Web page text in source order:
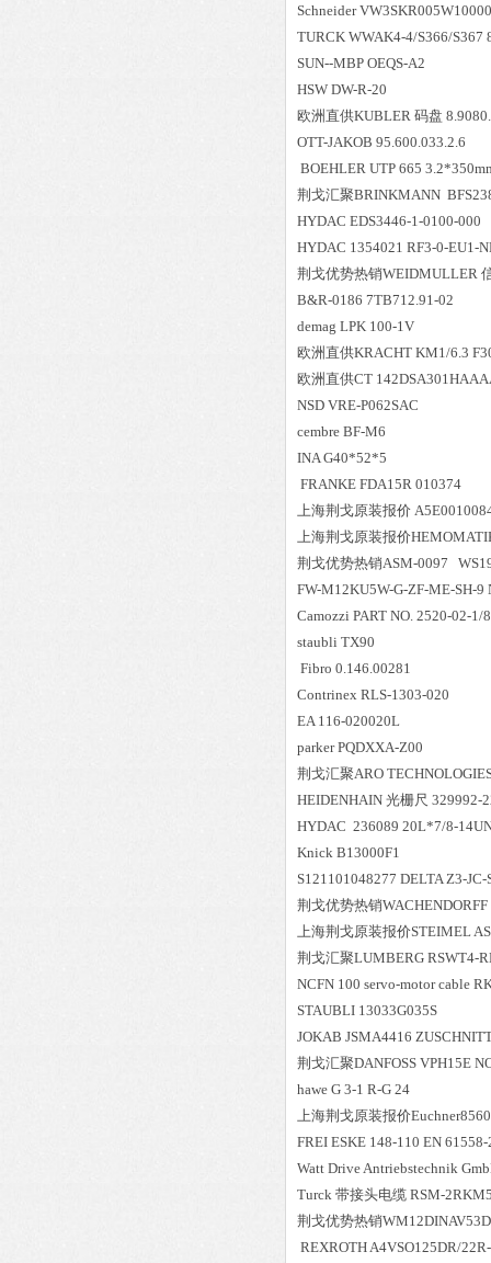
Schneider
TURCK WWAK4-4/S366/S367
SUN--MBP OEQS-A2
HSW DW-R-20
欧洲直供KUBLER 码盘
OTT-JAKOB 95.600.033.2.6
BOEHLER UTP 665
荆戈汇聚BRINKMANN
HYDAC EDS3446-1-0100-000
HYDAC 1354021 RF3-0-EU1-
荆戈优势热销WEIDMULLER
B&R-0186 7TB712.91-02
demag LPK 100-1V
欧洲直供KRACHT KM1/6.3
欧洲直供CT
NSD VRE-P062SAC
cembre BF-M6
INA G40*52*5
FRANKE FDA15R 010374
上海荆戈原装报价
上海荆戈原装报价
荆戈优势热销ASM-0097
FW-M12KU5W-G-ZF-ME-SH-9
Camozzi PART NO. 2520-02-1/
staubli TX90
Fibro 0.146.00281
Contrinex RLS-1303-020
EA 116-020020L
parker PQDXXA-Z00
荆戈汇聚ARO
HEIDENHAIN 光栅尺 329992-
HYDAC 236089 20L*7/8-
Knick B13000F1
S121101048277 DELTA Z3-JC-
荆戈优势热销
上海荆戈原装报价STEIMEL
荆戈汇聚LUMBERG RSWT4-
NCFN 100 servo-motor cable
STAUBLI 13033G035S
JOKAB JSMA4416
荆戈汇聚DANFOSS VPH15E
hawe G 3-1 R-G 24
上海荆戈原装报价
FREI ESKE 148-110 EN
Watt Drive Antriebstechnik
Turck 带接头电缆 RSM-
荆戈优势热销
REXROTH A4VSO125DR/